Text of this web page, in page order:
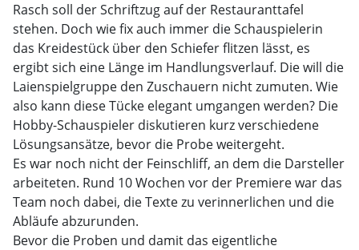
Rasch soll der Schriftzug auf der Restauranttafel
stehen. Doch wie fix auch immer die Schauspielerin
das Kreidestück über den Schiefer flitzen lässt, es
ergibt sich eine Länge im Handlungsverlauf. Die will die
Laienspielgruppe den Zuschauern nicht zumuten. Wie
also kann diese Tücke elegant umgangen werden? Die
Hobby-Schauspieler diskutieren kurz verschiedene
Lösungsansätze, bevor die Probe weitergeht.
Es war noch nicht der Feinschliff, an dem die Darsteller
arbeiteten. Rund 10 Wochen vor der Premiere war das
Team noch dabei, die Texte zu verinnerlichen und die
Abläufe abzurunden.
Bevor die Proben und damit das eigentliche